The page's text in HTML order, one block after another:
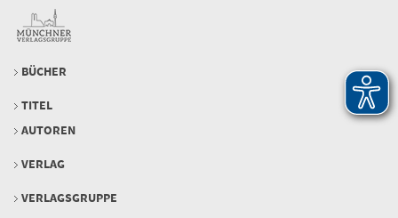
BÜCHER
TITEL
AUTOREN
VERLAG
VERLAGSGRUPPE